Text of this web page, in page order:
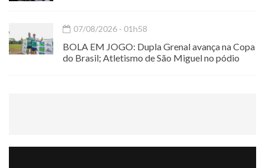
07/08/2026 - 01h58
BOLA EM JOGO: Dupla Grenal avança na Copa
do Brasil; Atletismo de São Miguel no pódio